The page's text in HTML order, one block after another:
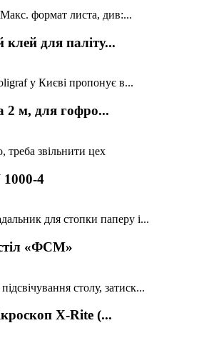
формат листа, див:...
для паліту...
у Києві пропонує в...
2 м, для гофро...
треба звільнити цех
4
для стопки паперу і...
«ФСМ»
столу, затиск...
X-Rite (...